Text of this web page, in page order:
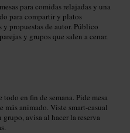
para comidas relajadas y una
para compartir y platos
propuestas de autor. Público
y grupos que salen a cenar.
en fin de semana. Pide mesa
más animado. Viste smart-casual
avisa al hacer la reserva